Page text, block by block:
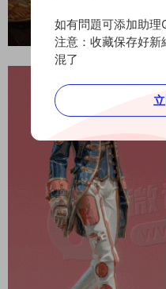
如有問題可添加助理
注意：收藏保存好新
混了